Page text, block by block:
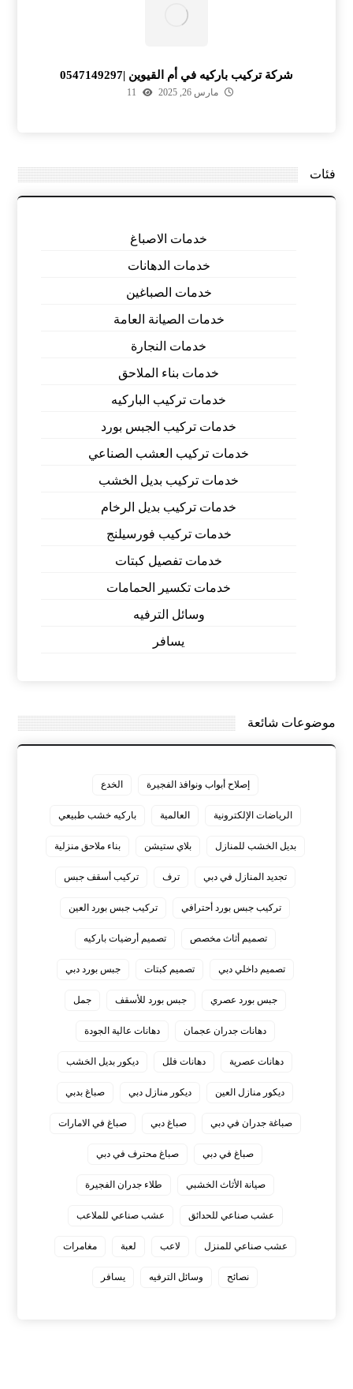
شركة تركيب باركيه في أم القيوين |0547149297
مارس 26, 2025 11
فئات
خدمات الاصباغ
خدمات الدهانات
خدمات الصباغين
خدمات الصيانة العامة
خدمات النجارة
خدمات بناء الملاحق
خدمات تركيب الباركيه
خدمات تركيب الجبس بورد
خدمات تركيب العشب الصناعي
خدمات تركيب بديل الخشب
خدمات تركيب بديل الرخام
خدمات تركيب فورسيلنج
خدمات تفصيل كبتات
خدمات تكسير الحمامات
وسائل الترفيه
يسافر
موضوعات شائعة
إصلاح أبواب ونوافذ الفجيرة الخدع
الرياضات الإلكترونية العالمية باركيه خشب طبيعي
بديل الخشب للمنازل بلاي ستيشن بناء ملاحق منزلية
تجديد المنازل في دبي ترف تركيب أسقف جبس
تركيب جبس بورد أحترافي تركيب جبس بورد العين
تصميم أثاث مخصص تصميم أرضيات باركيه
تصميم داخلي دبي تصميم كبتات جبس بورد دبي
جبس بورد عصري جبس بورد للأسقف جمل
دهانات جدران عجمان دهانات عالية الجودة
دهانات عصرية دهانات فلل ديكور بديل الخشب
ديكور منازل العين ديكور منازل دبي صباغ بدبي
صباغة جدران في دبي صباغ دبي صباغ في الامارات
صباغ في دبي صباغ محترف في دبي
صيانة الأثاث الخشبي طلاء جدران الفجيرة
عشب صناعي للحدائق عشب صناعي للملاعب
عشب صناعي للمنزل لاعب لعبة مغامرات
نصائح وسائل الترفيه يسافر